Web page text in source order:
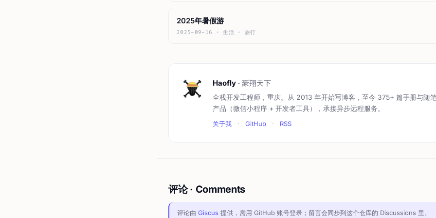
2025年暑假游
2025-09-16 · 生活 · 旅行
Haofly · 豪翔天下
全栈开发工程师，重庆。从 2013 年开始写博客，至今 375+ 篇手册与随
产品（微信小程序 + 开发者工具），承接异步远程服务。
关于我 · GitHub · RSS
评论 · Comments
评论由 Giscus 提供，需用 GitHub 账号登录；留言会同步到这个仓库的 Discussions 里。